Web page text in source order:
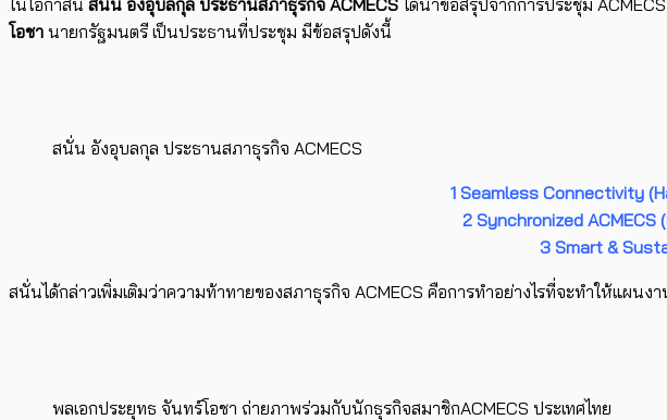
โอชา นายกรัฐมนตรี เป็นประธานที่ประชุม มีข้อสรุปดังนี้
สนั่น อังอุบลกุล ประธานสภาธุรกิจ ACMECS
1 Seamless Connectivity
2 Synchronized
3 Smart &
สนั่นได้กล่าวเพิ่มเติมว่าความท้าทายของสภาธุรกิจ ACMECS คือการทำอย่างไรที่จะทำให้แผน
พลเอกประยุทธ จันทร์โอชา ถ่ายภาพร่วมกับนักธุรกิจสมาชิกACMECS ประเทศไทย